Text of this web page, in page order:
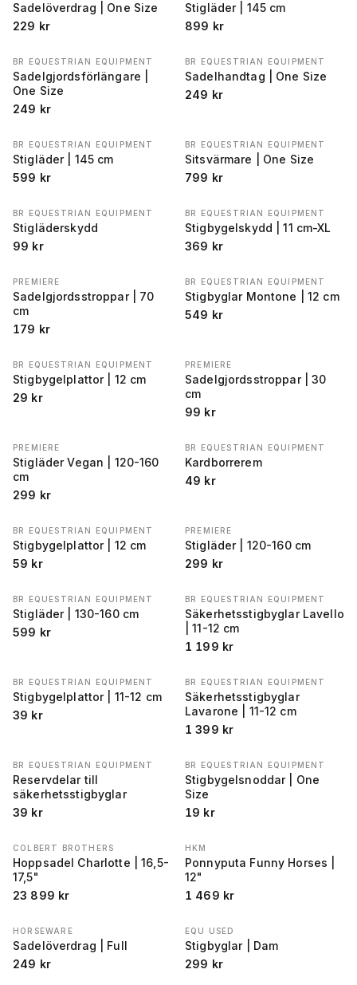
Sadelöverdrag | One Size
229 kr
Stigläder | 145 cm
899 kr
BR EQUESTRIAN EQUIPMENT
Sadelgjordsförlängare |
One Size
249 kr
BR EQUESTRIAN EQUIPMENT
Sadelhandtag | One Size
249 kr
BR EQUESTRIAN EQUIPMENT
Stigläder | 145 cm
599 kr
BR EQUESTRIAN EQUIPMENT
Sitsvärmare | One Size
799 kr
BR EQUESTRIAN EQUIPMENT
Stigläderskydd
99 kr
BR EQUESTRIAN EQUIPMENT
Stigbygelskydd | 11 cm-XL
369 kr
PREMIERE
Sadelgjordsstroppar | 70
cm
179 kr
BR EQUESTRIAN EQUIPMENT
Stigbyglar Montone | 12 cm
549 kr
BR EQUESTRIAN EQUIPMENT
Stigbygelplattor | 12 cm
29 kr
PREMIERE
Sadelgjordsstroppar | 30
cm
99 kr
PREMIERE
Stigläder Vegan | 120-160
cm
299 kr
BR EQUESTRIAN EQUIPMENT
Kardborrerem
49 kr
BR EQUESTRIAN EQUIPMENT
Stigbygelplattor | 12 cm
59 kr
PREMIERE
Stigläder | 120-160 cm
299 kr
BR EQUESTRIAN EQUIPMENT
Stigläder | 130-160 cm
599 kr
BR EQUESTRIAN EQUIPMENT
Säkerhetsstigbyglar Lavello
| 11-12 cm
1 199 kr
BR EQUESTRIAN EQUIPMENT
Stigbygelplattor | 11-12 cm
39 kr
BR EQUESTRIAN EQUIPMENT
Säkerhetsstigbyglar
Lavarone | 11-12 cm
1 399 kr
BR EQUESTRIAN EQUIPMENT
Reservdelar till
säkerhetsstigbyglar
39 kr
BR EQUESTRIAN EQUIPMENT
Stigbygelsnoddar | One
Size
19 kr
COLBERT BROTHERS
Hoppsadel Charlotte | 16,5-
17,5"
23 899 kr
HKM
Ponnyputa Funny Horses |
12"
1 469 kr
HORSEWARE
Sadelöverdrag | Full
249 kr
EQU USED
Stigbyglar | Dam
299 kr